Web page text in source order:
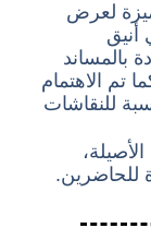
لعرض
أنيق
بالمساند
تم الاهتمام
للنقاشات
للحاضرين.